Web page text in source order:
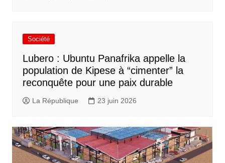
Société
Lubero : Ubuntu Panafrika appelle la
population de Kipese à “cimenter” la
reconquête pour une paix durable
La République 23 juin 2026